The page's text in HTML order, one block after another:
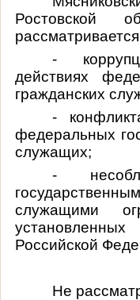
Ростовской
-
действиях
гражданских
-
федеральных
служащих;
-
служащими
Российской
Не